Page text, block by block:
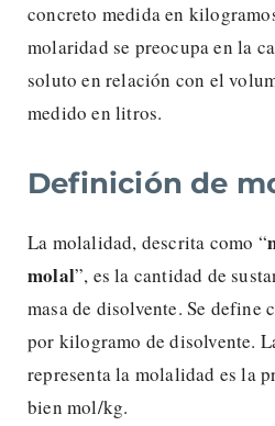
concreto medida en
molaridad se preocupa en la
soluto en relación con el
medido en litros.
Definición de
La molalidad, descrita como “
molal”, es la cantidad de
masa de disolvente. Se define
por kilogramo de disolvente.
representa la molalidad es la
bien mol/kg.